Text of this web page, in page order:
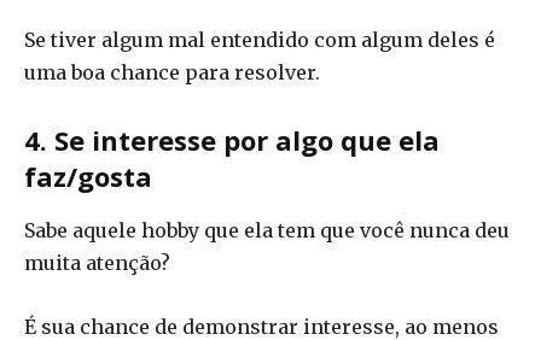
Se tiver algum mal entendido com algum deles é
uma boa chance para resolver.
4. Se interesse por algo que ela
faz/gosta
Sabe aquele hobby que ela tem que você nunca deu
muita atenção?
É sua chance de demonstrar interesse, ao menos